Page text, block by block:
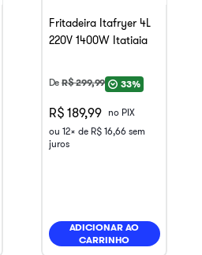
Fritadeira Itafryer 4L
220V 1400W Itatiaia
DeR$299,99 33%
R$ 189,99
no PIX
ou 12x de R$ 16,66 sem
juros
ADICIONAR AO
CARRINHO